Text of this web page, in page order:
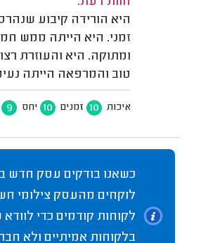
היא הורידה קיבוע
זמני. היא הייתה ממש
ומתוקה. היא והעוזרת
טוב והמרפאה הייתה
איכות 10 זמנים 10 יחס 9
כשאנו בודקים עסק חדש
לוקחים מהעסק צילומי
לקוחות קודמים כדי
בלקוחות אמיתיים ולא